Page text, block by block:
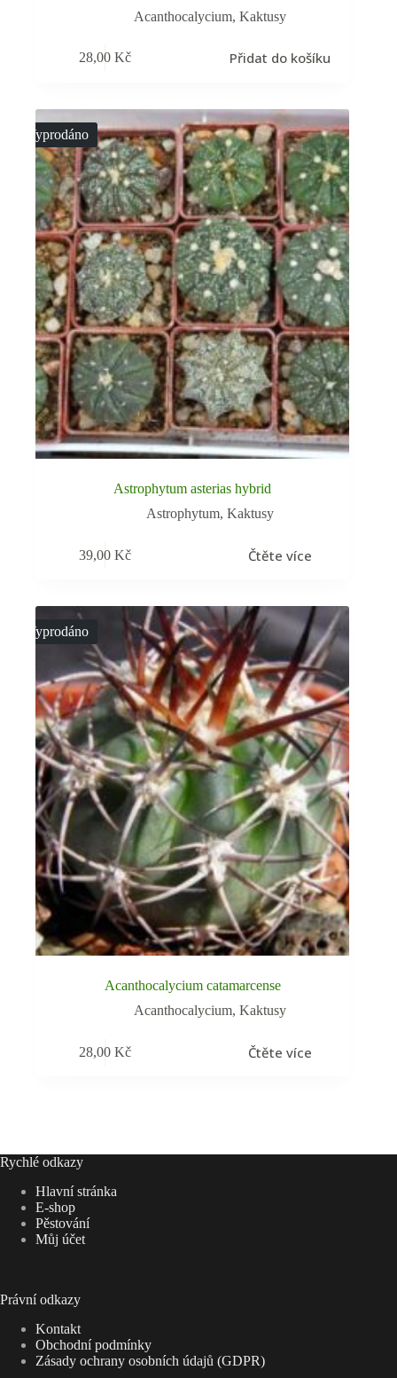
Acanthocalycium,Kaktusy
28,00Kč Přidat do košíku
Vyprodáno
Astrophytum asterias hybrid
Astrophytum,Kaktusy
39,00Kč Čtěte více
Vyprodáno
Acanthocalycium catamarcense
Acanthocalycium,Kaktusy
28,00Kč Čtěte více
Rychlé odkazy
Hlavní stránka
E-shop
Pěstování
Můj účet
Právní odkazy
Kontakt
Obchodní podmínky
Zásady ochrany osobních údajů (GDPR)